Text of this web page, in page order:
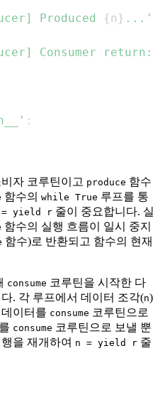
Produced {n } ...'
Consumer return:
:
자 코루틴이고 produce 함수
함수의 while True 루프를 통
= yield r 줄이 중요합니다. 실
함수의 실행 흐름이 일시 중지
함수)로 반환되고 함수의 현재
consume 코루틴을 시작한 다
. 각 루프에서 데이터 조각(n)
이터를 consume 코루틴으로
consume 코루틴으로 보낼 뿐
을 재개하여 n = yield r 줄